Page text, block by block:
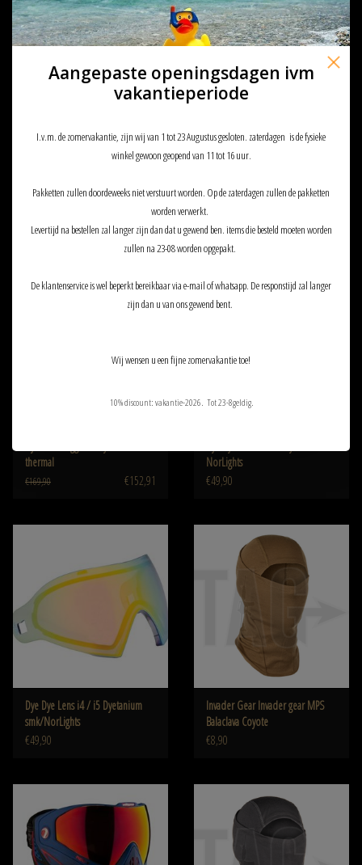
Dye Dye I5 FOAM SET GRAY
Shadow Strategic MPS Balaclava
Coyote
SALE
thermal
€169,90 €152,91
NorLights
€49,90
Dye Dye Lens i4 / i5 Dyetanium
smk/NorLights
€49,90
Invader Gear Invader gear MPS
Balaclava Coyote
€8,90
Aangepaste openingsdagen ivm
vakantieperiode
I.v.m. de zomervakantie, zijn wij van 1 tot 23 Augustus gesloten. zaterdagen is de fysieke
winkel gewoon geopend van 11 tot 16 uur.
Pakketten zullen doordeweeks niet verstuurt worden. Op de zaterdagen zullen de pakketten
worden verwerkt.
Levertijd na bestellen zal langer zijn dan dat u gewend ben. items die besteld moeten worden
zullen na 23-08 worden opgepakt.
De klantenservice is wel beperkt bereikbaar via e-mail of whatsapp. De responstijd zal langer
zijn dan u van ons gewend bent.
Wij wensen u een fijne zomervakantie toe!
10% discount: vakantie-2026. Tot 23-8geldig.